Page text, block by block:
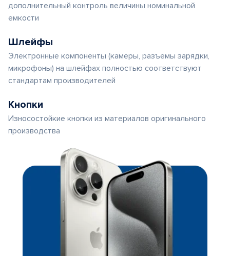
дополнительный контроль величины номинальной
емкости
Шлейфы
Электронные компоненты (камеры, разъемы зарядки,
микрофоны) на шлейфах полностью соответствуют
стандартам производителей
Кнопки
Износостойкие кнопки из материалов оригинального
производства